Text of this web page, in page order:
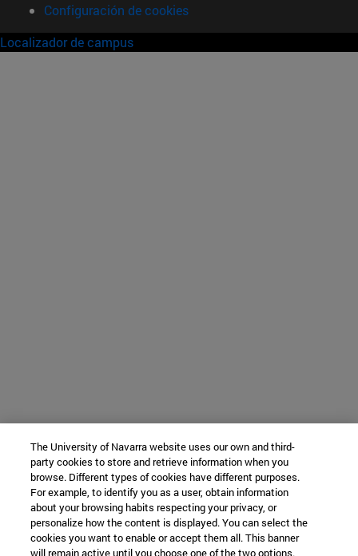
Configuración de cookies
Localizador de campus
The University of Navarra website uses our own and third-
party cookies to store and retrieve information when you
browse. Different types of cookies have different purposes.
For example, to identify you as a user, obtain information
about your browsing habits respecting your privacy, or
personalize how the content is displayed. You can select the
cookies you want to enable or accept them all. This banner
will remain active until you choose one of the two options.